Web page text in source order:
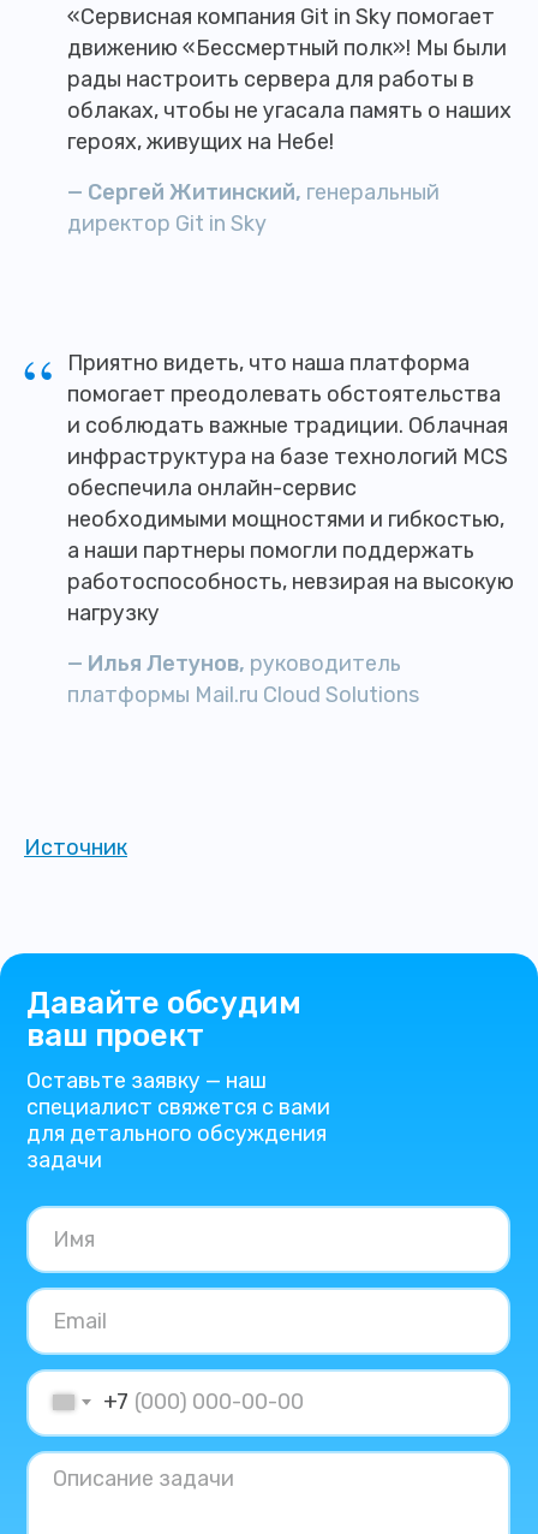
«Сервисная компания Git in Sky помогает
движению «Бессмертный полк»! Мы были
рады настроить сервера для работы в
облаках, чтобы не угасала память о наших
героях, живущих на Небе!
— Сергей Житинский, генеральный
директор Git in Sky
“
Приятно видеть, что наша платформа
помогает преодолевать обстоятельства
и соблюдать важные традиции. Облачная
инфраструктура на базе технологий MCS
обеспечила онлайн-сервис
необходимыми мощностями и гибкостью,
а наши партнеры помогли поддержать
работоспособность, невзирая на высокую
нагрузку
— Илья Летунов, руководитель
платформы Mail.ru Cloud Solutions
Источник
Давайте обсудим
ваш проект
Оставьте заявку — наш
специалист свяжется с вами
для детального обсуждения
задачи
+7